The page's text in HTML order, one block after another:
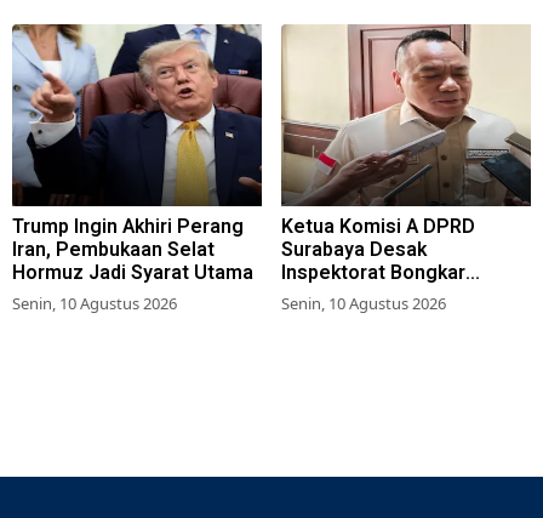
Trump Ingin Akhiri Perang
Iran, Pembukaan Selat
Hormuz Jadi Syarat Utama
Senin, 10 Agustus 2026
Ketua Komisi A DPRD
Surabaya Desak
Inspektorat Bongkar
Jaringan Penipuan Loker
Pemkot
Senin, 10 Agustus 2026